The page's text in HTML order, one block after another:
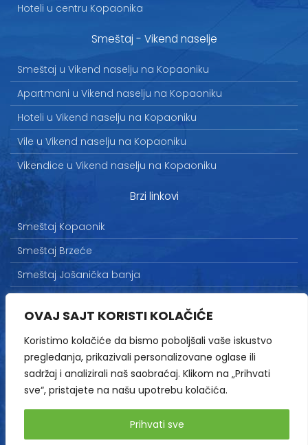
OVAJ SAJT KORISTI KOLAČIĆE
Koristimo kolačiće da bismo poboljšali vaše iskustvo
pregledanja, prikazivali personalizovane oglase ili
sadržaj i analizirali naš saobraćaj. Klikom na „Prihvati
sve“, pristajete na našu upotrebu kolačića.
Prihvati sve
Hoteli u centru Kopaonika
Smeštaj - Vikend naselje
Smeštaj u Vikend naselju na Kopaoniku
Apartmani u Vikend naselju na Kopaoniku
Hoteli u Vikend naselju na Kopaoniku
Vile u Vikend naselju na Kopaoniku
Vikendice u Vikend naselju na Kopaoniku
Brzi linkovi
Smeštaj Kopaonik
Smeštaj Brzeće
Smeštaj Jošanička banja
Marketing
Politika privatnosti
Kontakt
Sva prava zadržana / All rights reserved